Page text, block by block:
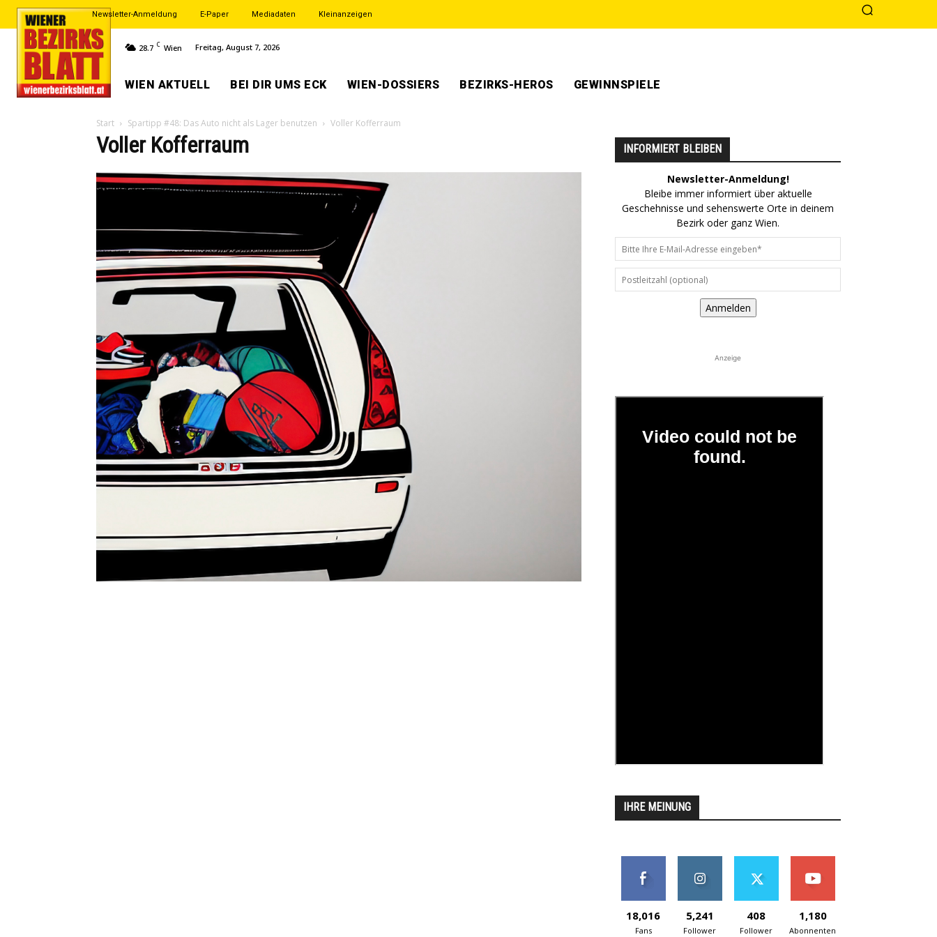
Newsletter-Anmeldung E-Paper Mediadaten Kleinanzeigen
28.7 C Wien Freitag, August 7, 2026
WIEN AKTUELL BEI DIR UMS ECK WIEN-DOSSIERS BEZIRKS-HEROS GEWINNSPIELE
Start Spartipp #48: Das Auto nicht als Lager benutzen Voller Kofferraum
Voller Kofferraum INFORMIERT BLEIBEN
Newsletter-Anmeldung!
Bleibe immer informiert über aktuelle
Geschehnisse und sehenswerte Orte in deinem
Bezirk oder ganz Wien.
Anmelden
Anzeige
IHRE MEINUNG
18,016
Fans
5,241
Follower
408
Follower
1,180
Abonnenten